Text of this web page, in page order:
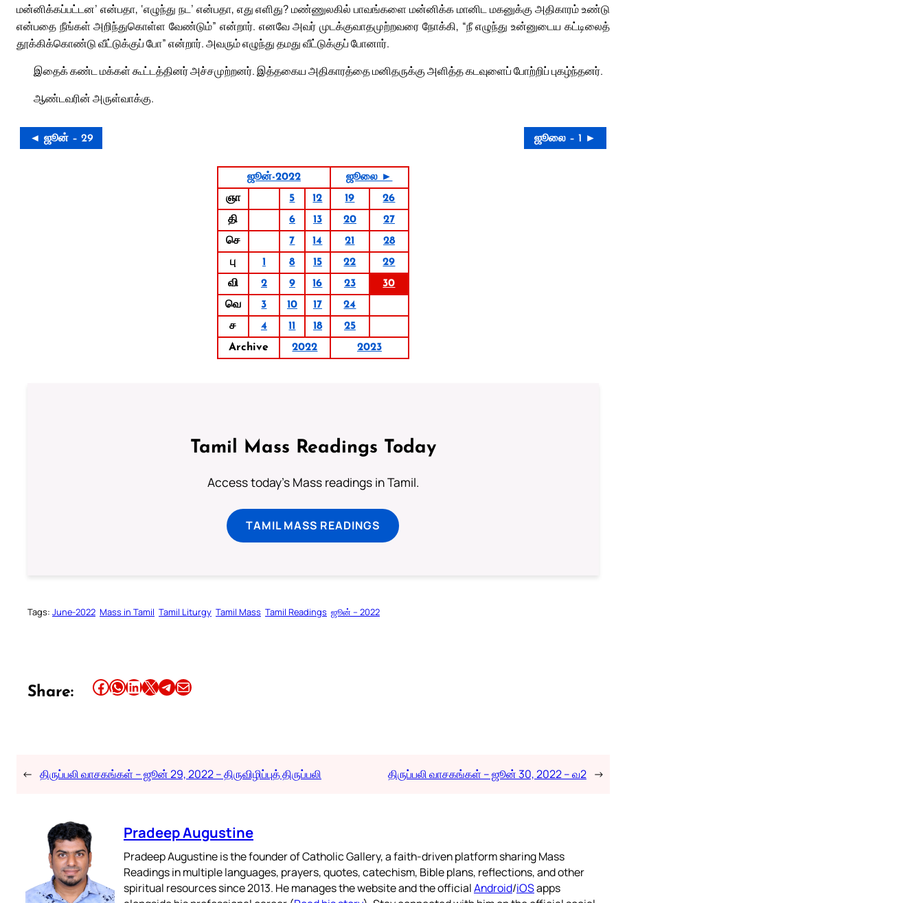
மன்னிக்கப்பட்டன’ என்பதா, ‘எழுந்து நட’ என்பதா, எது எளிது? மண்ணுலகில் பாவங்களை மன்னிக்க மானிட மகனுக்கு அதிகாரம் உண்டு
என்பதை நீங்கள் அறிந்துகொள்ள வேண்டும்” என்றார். எனவே அவர் முடக்குவாதமுற்றவரை நோக்கி, “நீ எழுந்து உன்னுடைய கட்டிலைத்
தூக்கிக்கொண்டு வீட்டுக்குப் போ” என்றார். அவரும் எழுந்து தமது வீட்டுக்குப் போனார்.
இதைக் கண்ட மக்கள் கூட்டத்தினர் அச்சமுற்றனர். இத்தகைய அதிகாரத்தை மனிதருக்கு அளித்த கடவுளைப் போற்றிப் புகழ்ந்தனர்.
ஆண்டவரின் அருள்வாக்கு.
◄ ஜூன் – 29 ஜூலை – 1 ►
ஜூன்-2022
ஜூலை ►
ஞா
5 12 19
26
தி
6 13 20
27
செ
7 14 21
28
பு
1 8 15 22
29
வி
2 9 16 23
30
வெ
3 10 17
24
ச
4 11 18
25
Archive
2022 2023
Tamil Mass Readings Today
Access today's Mass readings in Tamil.
TAMIL MASS READINGS
Tags: June-2022 Mass in Tamil Tamil Liturgy Tamil Mass Tamil Readings ஜூன் – 2022
Share: Share this article on Facebook Share this article on WhatsApp Share this article on LinkedIn Share this article on X Share this article on TelegramEmail this Article
← திருப்பலி வாசகங்கள் – ஜூன் 29, 2022 – திருவிழிப்புத் திருப்பலி திருப்பலி வாசகங்கள் – ஜூன் 30, 2022 – வ2 →
Pradeep Augustine
Pradeep Augustine is the founder of Catholic Gallery, a faith-driven platform sharing Mass
Readings in multiple languages, prayers, quotes, catechism, Bible plans, reflections, and other
spiritual resources since 2013. He manages the website and the officialAndroid/iOSapps